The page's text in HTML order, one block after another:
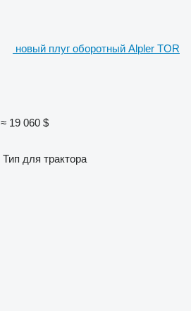
новый плуг оборотный Alpler TOR
≈ 19 060 $
Тип для трактора